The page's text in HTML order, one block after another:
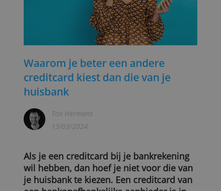
Waarom je beter een andere
creditcard kiest dan die van je
huisbank
Ton Hermans
13/03/2024